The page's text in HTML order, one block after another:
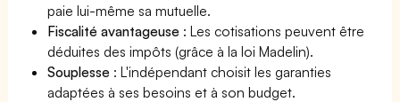
paie lui-même sa mutuelle.
Fiscalité avantageuse : Les cotisations peuvent être
déduites des impôts (grâce à la loi Madelin).
Souplesse : L'indépendant choisit les garanties
adaptées à ses besoins et à son budget.